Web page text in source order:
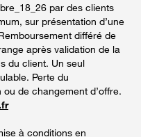
par des clients
sur présentation d’une
différé de
après validation de la
du client. Un seul
Perte du
de changement d’offre.
à conditions en